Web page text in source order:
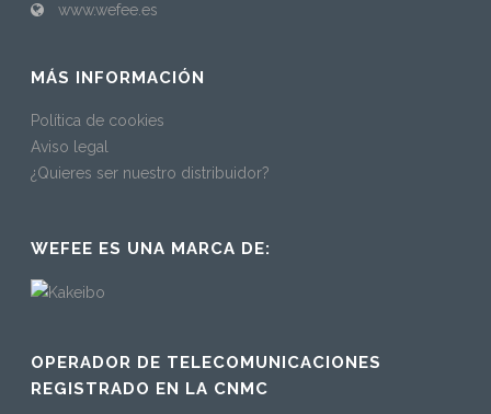
www.wefee.es
MÁS INFORMACIÓN
Política de cookies
Aviso legal
¿Quieres ser nuestro distribuidor?
WEFEE ES UNA MARCA DE:
OPERADOR DE TELECOMUNICACIONES
REGISTRADO EN LA CNMC